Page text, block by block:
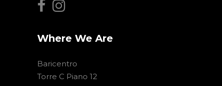
Where We Are
Baricentro
Torre C Piano 12